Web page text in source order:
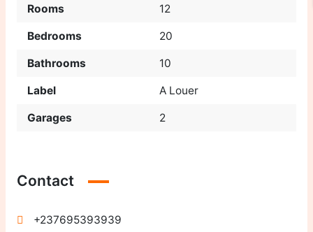
Rooms 12
Bedrooms 20
Bathrooms 10
Label A Louer
Garages 2
Contact
+237695393939